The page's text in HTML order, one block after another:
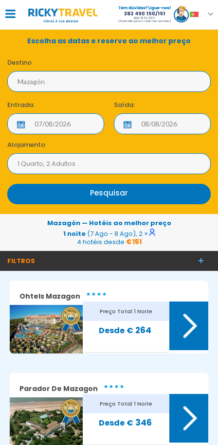
Escolha as datas e reserve ao melhor preço
Destino
Entrada: Saída:
Alojamento
1 Quarto, 2 Adultos
Pesquisar
Mazagón — Hotéis ao melhor preço
1 noite(7 Ago - 8 Ago), 2 ×
4 hotéis desde € 151
Ohtels Mazagon
Preço Total 1 Noite
€ 264
Parador De Mazagon
Preço Total 1 Noite
€ 346
FILTROS